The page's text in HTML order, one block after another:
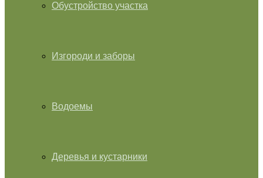
Обустройство участка
Изгороди и заборы
Водоемы
Деревья и кустарники